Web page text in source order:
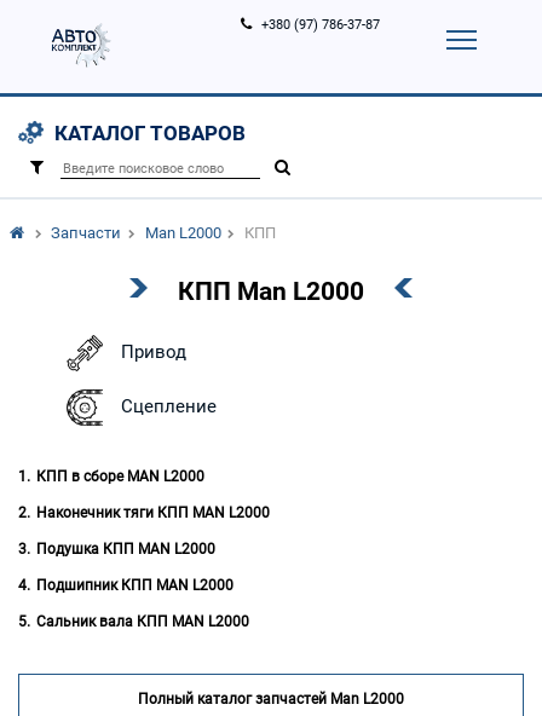
0)
Услуги
+380 (97) 786-37-87
КАТАЛОГ ТОВАРОВ
Запчасти Man L2000 КПП
КПП Man L2000
Привод
Сцепление
КПП в сборе MAN L2000
Наконечник тяги КПП MAN L2000
Подушка КПП MAN L2000
Подшипник КПП MAN L2000
Сальник вала КПП MAN L2000
Полный каталог запчастей Man L2000